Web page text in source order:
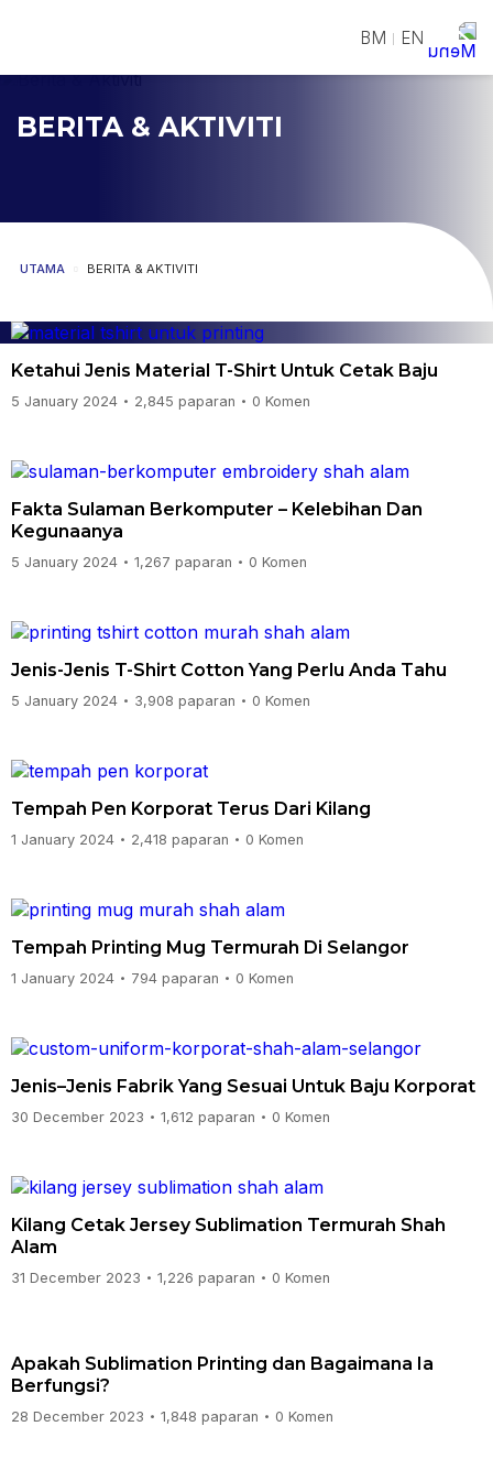
BM EN
BERITA & AKTIVITI
UTAMA BERITA & AKTIVITI
Ketahui Jenis Material T-Shirt Untuk Cetak Baju
5 January 2024 • 2,845 paparan • 0 Komen
Fakta Sulaman Berkomputer – Kelebihan Dan
Kegunaanya
5 January 2024 • 1,267 paparan • 0 Komen
Jenis-Jenis T-Shirt Cotton Yang Perlu Anda Tahu
5 January 2024 • 3,908 paparan • 0 Komen
Tempah Pen Korporat Terus Dari Kilang
1 January 2024 • 2,418 paparan • 0 Komen
Tempah Printing Mug Termurah Di Selangor
1 January 2024 • 794 paparan • 0 Komen
Jenis–Jenis Fabrik Yang Sesuai Untuk Baju Korporat
30 December 2023 • 1,612 paparan • 0 Komen
Kilang Cetak Jersey Sublimation Termurah Shah
Alam
31 December 2023 • 1,226 paparan • 0 Komen
Apakah Sublimation Printing dan Bagaimana Ia
Berfungsi?
28 December 2023 • 1,848 paparan • 0 Komen